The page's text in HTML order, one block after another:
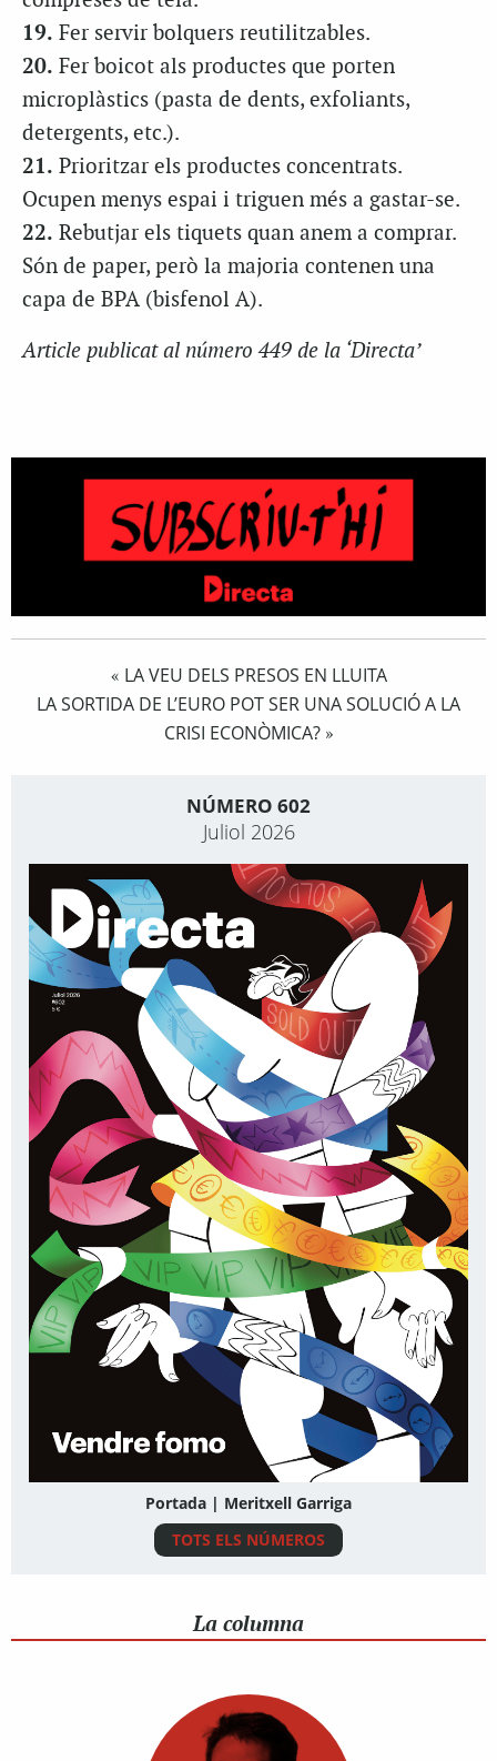
19. Fer servir bolquers reutilitzables.
20. Fer boicot als productes que porten
microplàstics (pasta de dents, exfoliants,
detergents, etc.).
21. Prioritzar els productes concentrats.
Ocupen menys espai i triguen més a gastar-se.
22. Rebutjar els tiquets quan anem a comprar.
Són de paper, però la majoria contenen una
capa de BPA (bisfenol A).
Article publicat al número 449 de la ‘Directa’
« LA VEU DELS PRESOS EN LLUITA
LA SORTIDA DE L’EURO POT SER UNA SOLUCIÓ A LA
CRISI ECONÒMICA?»
NÚMERO 602
Juliol 2026
Portada | Meritxell Garriga
TOTS ELS NÚMEROS
La columna